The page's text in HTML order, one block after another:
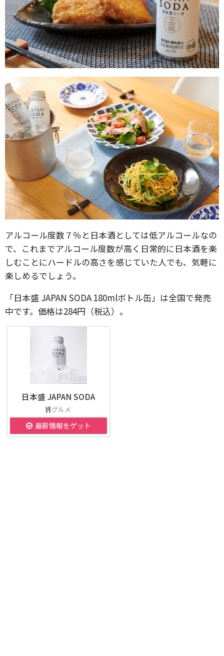
アルコール度数７％と日本酒としては低アルコールなの
で、これまでアルコール度数が高く日常的に日本酒を楽
しむことにハードルの高さを感じていた人でも、気軽に
楽しめるでしょう。
「日本盛 JAPAN SODA 180mlボトル缶」は全国で発売
中です。価格は284円（税込）。
日本盛 JAPAN SODA
グルメ
最新情報をゲット